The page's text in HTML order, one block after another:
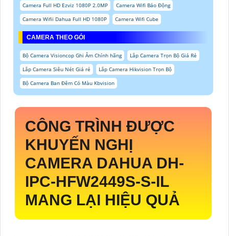
Camera Full HD Ezviz 1080P 2.0MP
Camera Wifi Báo Động
Camera Wifii Dahua Full HD 1080P
Camera Wifi Cube
CAMERA THEO GÓI
Bộ Camera Visioncop Ghi Âm Chính hãng
Lắp Camera Trọn Bộ Giá Rẻ
Lắp Camera Siêu Nét Giá rẻ
Lắp Camera Hikvision Trọn Bộ
Bộ Camera Ban Đêm Có Màu Kbvision
CÔNG TRÌNH ĐƯỢC
KHUYẾN NGHỊ
CAMERA DAHUA DH-
IPC-HFW2449S-S-IL
MANG LẠI HIỆU QUẢ